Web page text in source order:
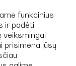
funkcinius
ir padėti
veiksmingai
prisimena jūsų